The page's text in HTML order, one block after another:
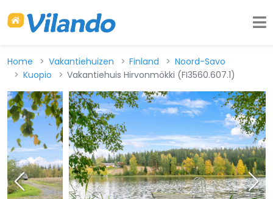
Home Vakantiehuizen Finland
Noord-Savo
Kuopio
Vakantiehuis Hirvonmökki (FI3560.607.1)